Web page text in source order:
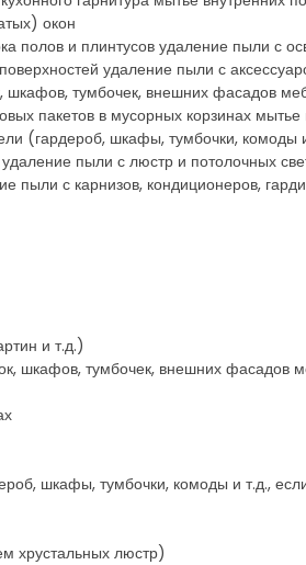
окон
полов и плинтусов удаление пыли с
удаление пыли с
тумбочек, внешних фасадов
пакетов в мусорных корзинах
(гардероб, шкафы, тумбочки,
пыли с люстр и потолочных
пыли с карнизов, кондиционеров,
и т.д.)
шкафов, тумбочек, внешних фасадов
шкафы, тумбочки, комоды и т.д.,
хрустальных люстр)